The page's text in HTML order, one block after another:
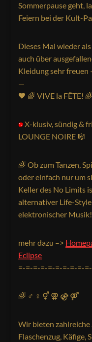
Sommerpause geht,
Feiern bei der Kult-
Dieses Mal wieder
auch über
Kleidung sehr freuen
—
🖤 🌈 VIVE la FÊTE!
X-klusiv, sündig &
LOUNGE NOIRE 🎼
🌈 Ob zum Tanzen,
oder einfach nur um
Keller des No Limits
alternativer Life-
elektronischer Musik!
mehr dazu –>
Eclipse
=-=-=-=-=-=-=-=-=-
🌈 ♂ ♀ ⚥ ⚢ ⚣ ⚤
Wir bieten
Flaschenzug, Käfige,